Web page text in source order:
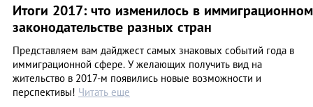
Итоги 2017: что изменилось в иммиграционном
законодательстве разных стран
Представляем вам дайджест самых знаковых событий года в
иммиграционной сфере. У желающих получить вид на
жительство в 2017-м появились новые возможности и
перспективы! Читать еще